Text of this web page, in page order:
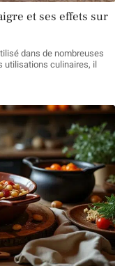
et ses effets sur
dans de nombreuses
utilisations culinaires, il